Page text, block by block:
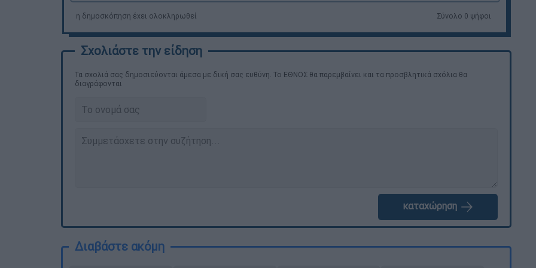
η δημοσκόπηση έχει ολοκληρωθεί Σύνολο 0 ψήφοι
Τα σχολιά σας δημοσιεύονται άμεσα με δική σας ευθύνη. Το ΕΘΝΟΣ θα παρεμβαίνει και τα προσβλητικά σχόλια θα
διαγράφονται
καταχώρηση
Διαβάστε ακόμη